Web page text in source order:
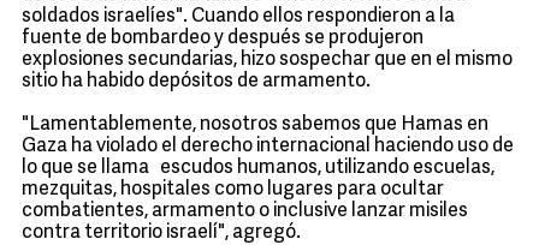
soldados israelíes". Cuando ellos respondieron a la
fuente de bombardeo y después se produjeron
explosiones secundarias, hizo sospechar que en el mismo
sitio ha habido depósitos de armamento.
"Lamentablemente, nosotros sabemos que Hamas en
Gaza ha violado el derecho internacional haciendo uso de
lo que se llama escudos humanos, utilizando escuelas,
mezquitas, hospitales como lugares para ocultar
combatientes, armamento o inclusive lanzar misiles
contra territorio israelí", agregó.